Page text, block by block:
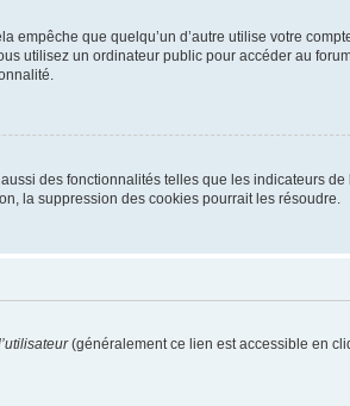
empêche que quelqu’un d’autre utilise votre
utilisez un ordinateur public pour accéder au
des fonctionnalités telles que les indicateurs de
la suppression des cookies pourrait les résoudre.
(généralement ce lien est accessible en